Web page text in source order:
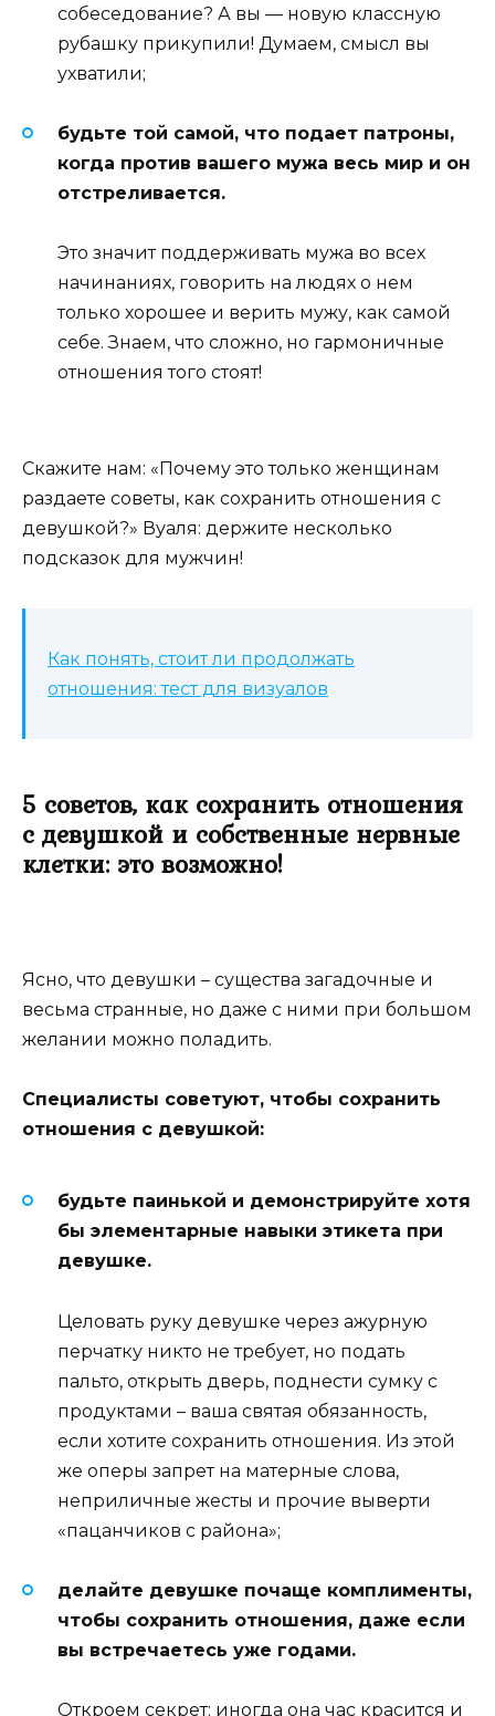
собеседование? А вы — новую классную
рубашку прикупили! Думаем, смысл вы
ухватили;
будьте той самой, что подает патроны,
когда против вашего мужа весь мир и он
отстреливается.
Это значит поддерживать мужа во всех
начинаниях, говорить на людях о нем
только хорошее и верить мужу, как самой
себе. Знаем, что сложно, но гармоничные
отношения того стоят!
Скажите нам: «Почему это только женщинам
раздаете советы, как сохранить отношения с
девушкой?» Вуаля: держите несколько
подсказок для мужчин!
Как понять, стоит ли продолжать
отношения: тест для визуалов
5 советов, как сохранить отношения
с девушкой и собственные нервные
клетки: это возможно!
Ясно, что девушки – существа загадочные и
весьма странные, но даже с ними при большом
желании можно поладить.
Специалисты советуют, чтобы сохранить
отношения с девушкой:
будьте паинькой и демонстрируйте хотя
бы элементарные навыки этикета при
девушке.
Целовать руку девушке через ажурную
перчатку никто не требует, но подать
пальто, открыть дверь, поднести сумку с
продуктами – ваша святая обязанность,
если хотите сохранить отношения. Из этой
же оперы запрет на матерные слова,
неприличные жесты и прочие выверти
«пацанчиков с района»;
делайте девушке почаще комплименты,
чтобы сохранить отношения, даже если
вы встречаетесь уже годами.
Откроем секрет: иногда она час красится и